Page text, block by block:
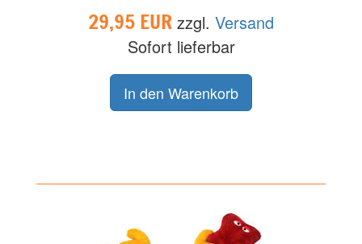
29,95 EUR zzgl. Versand
Sofort lieferbar